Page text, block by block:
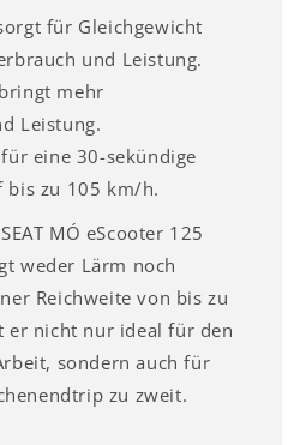
für Gleichgewicht
und Leistung.
mehr
Leistung.
eine 30-sekündige
bis zu 105 km/h.
MÓ eScooter 125
weder Lärm noch
Reichweite von bis zu
er nicht nur ideal für den
sondern auch für
zu zweit.